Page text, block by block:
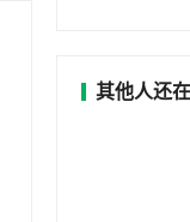
其他人还